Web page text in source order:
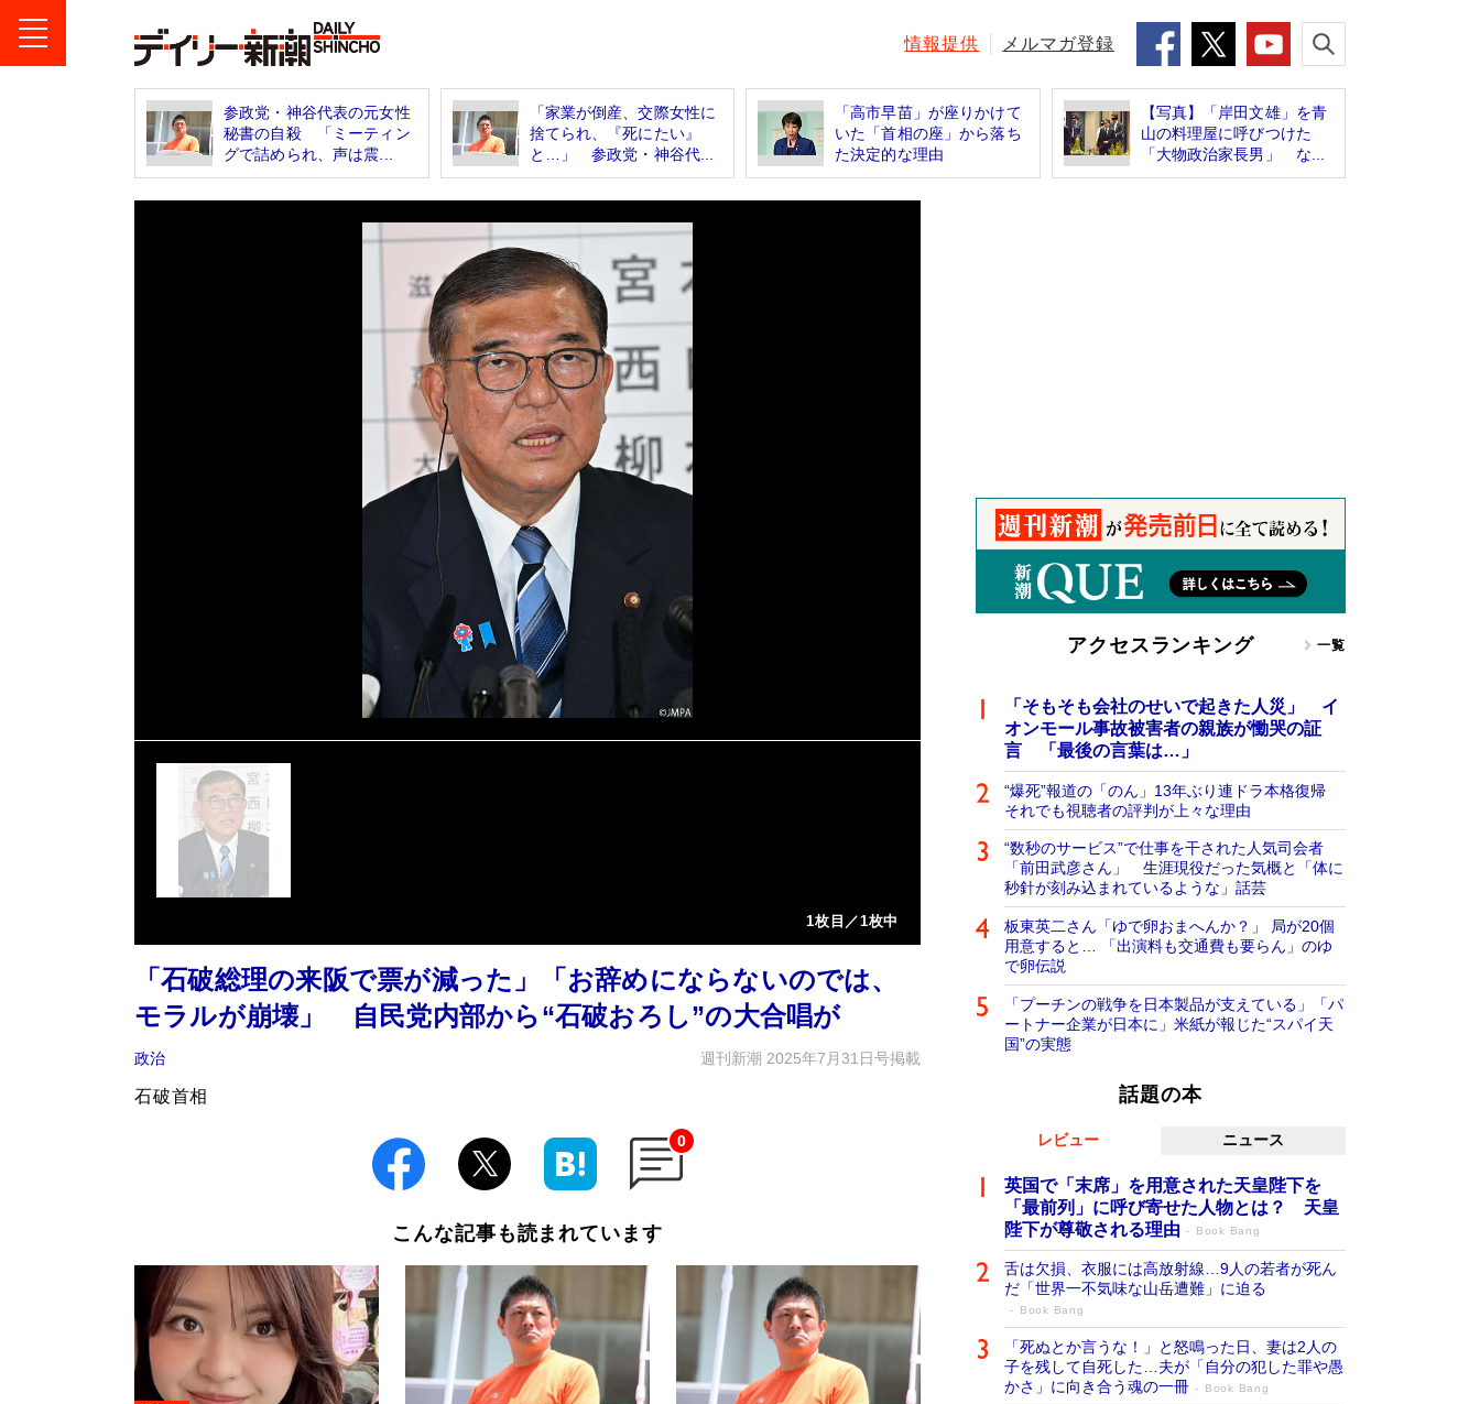
情報提供 メルマガ登録
参政党・神谷代表の元女性
秘書の自殺 「ミーティン
グで詰められ、声は震...
「家業が倒産、交際女性に
捨てられ、『死にたい』
と…」 参政党・神谷代...
「高市早苗」が座りかけて
いた「首相の座」から落ち
た決定的な理由
【写真】「岸田文雄」を青
山の料理屋に呼びつけた
「大物政治家長男」 な...
1枚目／1枚中
「石破総理の来阪で票が減った」「お辞めにならないのでは、
モラルが崩壊」 自民党内部から“石破おろし”の大合唱が
政治 週刊新潮 2025年7月31日号掲載
石破首相
0
こんな記事も読まれています
アクセスランキング 一覧
「そもそも会社のせいで起きた人災」 イ
オンモール事故被害者の親族が慟哭の証
言 「最後の言葉は…」
“爆死”報道の「のん」13年ぶり連ドラ本格復帰
それでも視聴者の評判が上々な理由
“数秒のサービス”で仕事を干された人気司会者
「前田武彦さん」 生涯現役だった気概と「体に
秒針が刻み込まれているような」話芸
板東英二さん「ゆで卵おまへんか？」 局が20個
用意すると… 「出演料も交通費も要らん」のゆ
で卵伝説
「プーチンの戦争を日本製品が支えている」「パ
ートナー企業が日本に」米紙が報じた“スパイ天
国”の実態
話題の本
レビュー ニュース
英国で「末席」を用意された天皇陛下を
「最前列」に呼び寄せた人物とは？ 天皇
陛下が尊敬される理由
Book Bang
舌は欠損、衣服には高放射線…9人の若者が死ん
だ「世界一不気味な山岳遭難」に迫る
Book Bang
「死ぬとか言うな！」と怒鳴った日、妻は2人の
子を残して自死した…夫が「自分の犯した罪や愚
かさ」に向き合う魂の一冊
Book Bang